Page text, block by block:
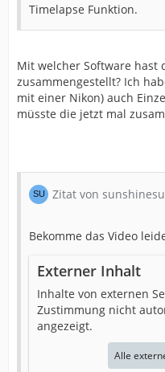
Timelapse Funktion.
Mit welcher Software hast
zusammengestellt? Ich
mit einer Nikon) auch
müsste die jetzt mal
Zitat von
Bekomme das Video
Externer Inhalt
Inhalte von externen
Zustimmung nicht
angezeigt.
Alle